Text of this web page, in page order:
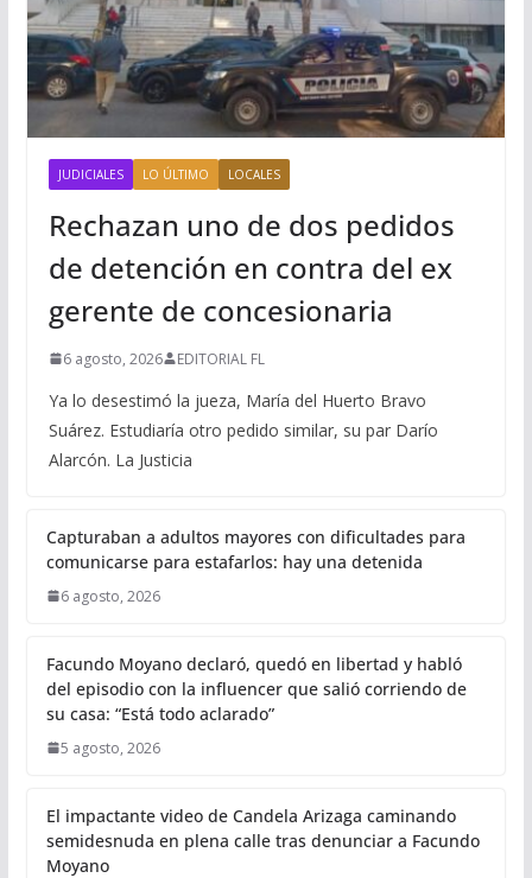
JUDICIALES LO ÚLTIMO LOCALES
Rechazan uno de dos pedidos
de detención en contra del ex
gerente de concesionaria
6 agosto, 2026 EDITORIAL FL
Ya lo desestimó la jueza, María del Huerto Bravo
Suárez. Estudiaría otro pedido similar, su par Darío
Alarcón. La Justicia
Capturaban a adultos mayores con dificultades para
comunicarse para estafarlos: hay una detenida
6 agosto, 2026
Facundo Moyano declaró, quedó en libertad y habló
del episodio con la influencer que salió corriendo de
su casa: “Está todo aclarado”
5 agosto, 2026
El impactante video de Candela Arizaga caminando
semidesnuda en plena calle tras denunciar a Facundo
Moyano